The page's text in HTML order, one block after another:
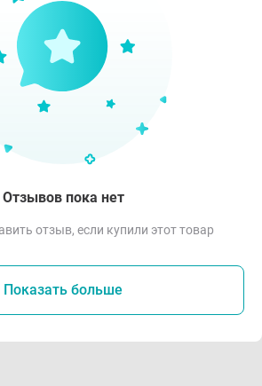
Отзывов пока нет
отзыв, если купили этот товар
Показать больше